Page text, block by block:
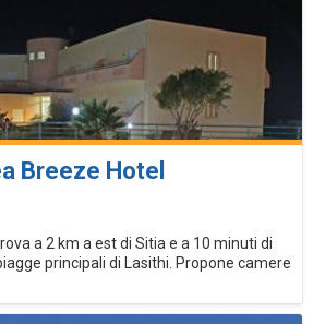
Breeze Hotel
a 2 km a est di Sitia e a 10 minuti di
principali di Lasithi. Propone camere